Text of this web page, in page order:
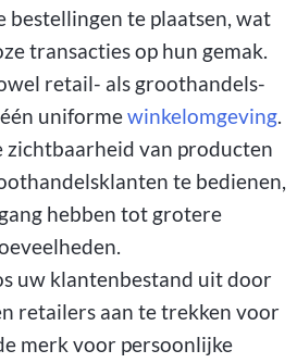
bestellingen te plaatsen, wat
transacties op hun gemak.
retail- als groothandels-
uniformewinkelomgeving.
zichtbaarheid van producten
te bedienen,
hebben tot grotere
uw klantenbestand uit door
retailers aan te trekken voor
merk voor persoonlijke